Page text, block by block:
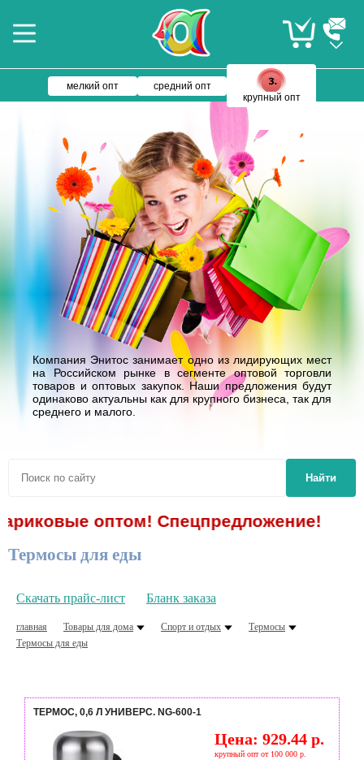
мелкий опт
средний опт
крупный опт
Компания Энитос занимает одно из лидирующих мест
на Российском рынке в сегменте оптовой торговли
товаров и оптовых закупок. Наши предложения будут
одинаково актуальны как для крупного бизнеса, так для
среднего и малого.
Найти
оптом! Спецпредложение!
Термосы для еды
Скачать прайс-лист Бланк заказа
главная Товары для дома Спорт и отдых
Термосы
Термосы для еды
ТЕРМОС, 0,6 Л УНИВЕРС. NG-600-1
Цена: 929.44 р.
крупный опт от 100 000 р.